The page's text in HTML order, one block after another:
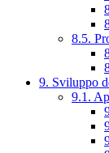
8.5.
9. Sviluppo
9.1.